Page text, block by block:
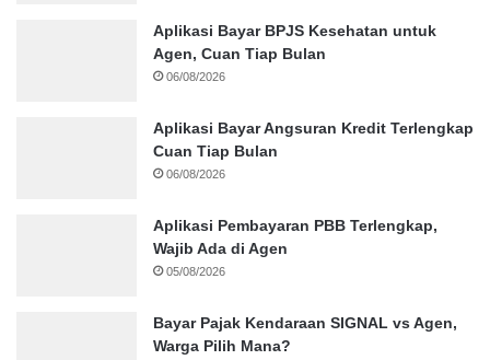
Aplikasi Bayar BPJS Kesehatan untuk
Agen, Cuan Tiap Bulan
06/08/2026
Aplikasi Bayar Angsuran Kredit Terlengkap
Cuan Tiap Bulan
06/08/2026
Aplikasi Pembayaran PBB Terlengkap,
Wajib Ada di Agen
05/08/2026
Bayar Pajak Kendaraan SIGNAL vs Agen,
Warga Pilih Mana?